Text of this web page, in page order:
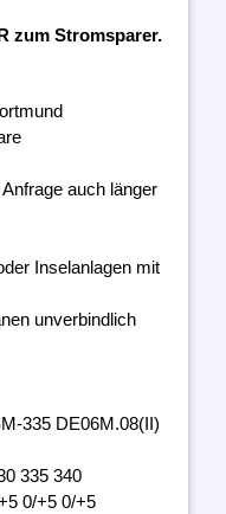
zum Stromsparer.
auch länger
Inselanlagen mit
unverbindlich
335 DE06M.08(II)
335 340
0/+5 0/+5